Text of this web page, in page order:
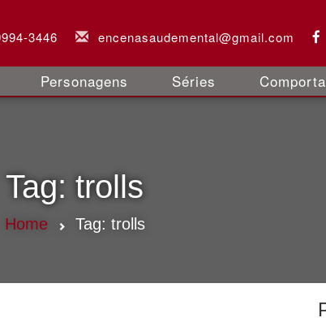
3446 encenasaudemental@gmail.com
Personagens Séries
Tag: trolls
Home Tag: trolls